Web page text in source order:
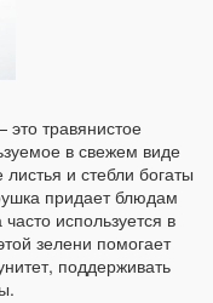
травянистое
в свежем виде
и стебли богаты
придает блюдам
используется в
зелени помогает
поддерживать